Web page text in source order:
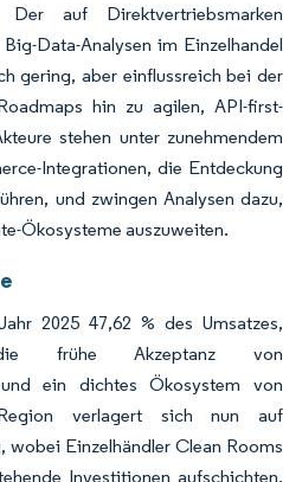
Der auf Direktvertriebsmarken
Data-Analysen im Einzelhandel
gering, aber einflussreich bei der
hin zu agilen, API-first-
stehen unter zunehmendem
Integrationen, die Entdeckung
und zwingen Analysen dazu,
Ökosysteme auszuweiten.
2025 47,62 % des Umsatzes,
frühe Akzeptanz von
und ein dichtes Ökosystem von
verlagert sich nun auf
wobei Einzelhändler Clean Rooms
Investitionen aufschichten.